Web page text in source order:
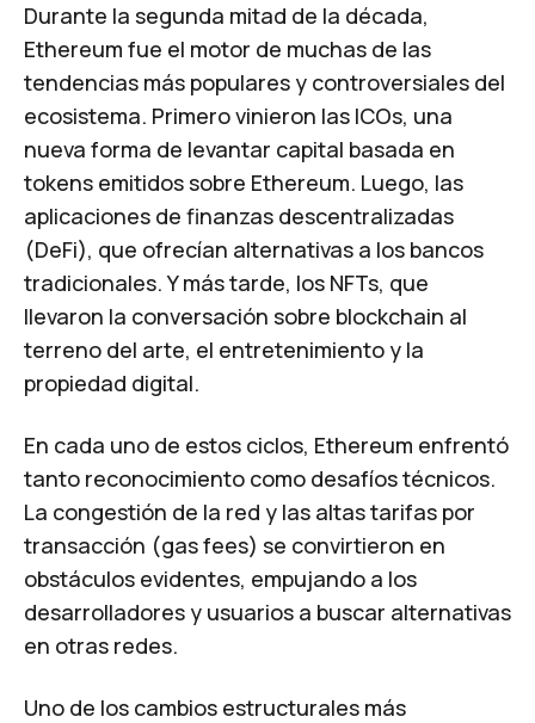
Durante la segunda mitad de la década,
Ethereum fue el motor de muchas de las
tendencias más populares y controversiales del
ecosistema. Primero vinieron las ICOs, una
nueva forma de levantar capital basada en
tokens emitidos sobre Ethereum. Luego, las
aplicaciones de finanzas descentralizadas
(DeFi), que ofrecían alternativas a los bancos
tradicionales. Y más tarde, los NFTs, que
llevaron la conversación sobre blockchain al
terreno del arte, el entretenimiento y la
propiedad digital.
En cada uno de estos ciclos, Ethereum enfrentó
tanto reconocimiento como desafíos técnicos.
La congestión de la red y las altas tarifas por
transacción (gas fees) se convirtieron en
obstáculos evidentes, empujando a los
desarrolladores y usuarios a buscar alternativas
en otras redes.
Uno de los cambios estructurales más